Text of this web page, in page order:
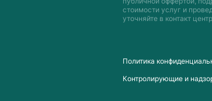
стоимости услуг и
уточняйте в контакт
Пoлитика
Контролирующие и